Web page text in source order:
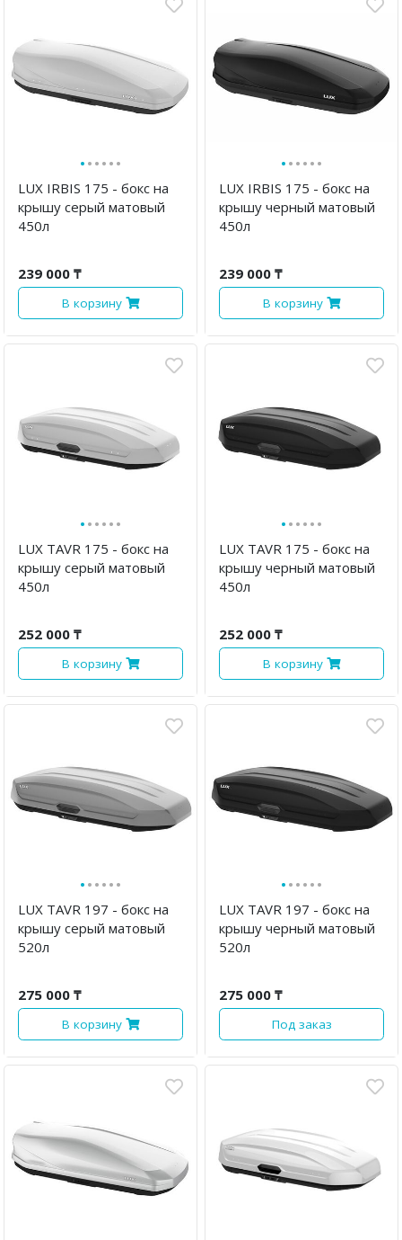
······
LUX IRBIS 175 - бокс на
крышу серый матовый
450л
239 000 ₸
В корзину
······
LUX IRBIS 175 - бокс на
крышу черный матовый
450л
239 000 ₸
В корзину
······
LUX TAVR 175 - бокс на
крышу серый матовый
450л
252 000 ₸
В корзину
······
LUX TAVR 175 - бокс на
крышу черный матовый
450л
252 000 ₸
В корзину
······
LUX TAVR 197 - бокс на
крышу серый матовый
520л
275 000 ₸
В корзину
······
LUX TAVR 197 - бокс на
крышу черный матовый
520л
275 000 ₸
Под заказ